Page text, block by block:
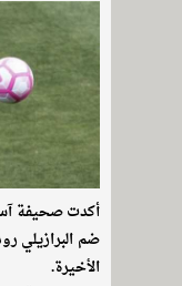
أكدت صحيفة آس
ضم البرازيلي
الأخيرة.